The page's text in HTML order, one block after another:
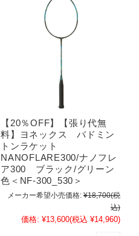
【20％OFF】【張り代無
料】ヨネックス バドミン
トンラケット
NANOFLARE300/ナノフレ
ア300 ブラック/グリーン
色＜NF-300_530＞
メーカー希望小売価格: ¥18,700(税
込)
価格: ¥13,600(税込 ¥14,960)